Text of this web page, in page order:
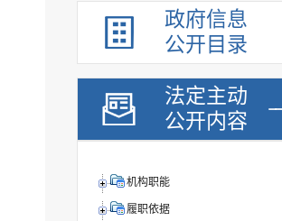
政府信息
公开目录
法定主动
公开内容
机构职能
履职依据